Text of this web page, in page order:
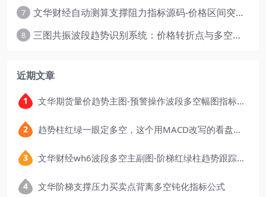
7 文华财经自动测算支撑阻力指标源码-价格区间突破多空
8 三图共振波段趋势识别系统：价格转折点与多空动能分析
近期文章
文华期货量价趋势主图-预警操作波段多空幅图指标公式
趋势柱红绿一眼定多空，这个用MACD改写的看盘指标，把顶底信号可视化后简单多了
文华财经wh6波段多空主副图-阶梯红绿柱趋势跟踪指标公式
文华阶梯支撑压力买卖点背离多空钝化指标公式